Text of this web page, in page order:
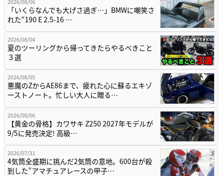
2026/08/06
「いくらなんでも大げさ過ぎ…」BMWに嘲笑さ
れた“190 E 2.5-16 …
2026/08/04
夏のツーリングから帰ってきたらやるべきこと
３選
2026/08/05
悪魔のZからAE86まで、疲れた心に蘇るエキゾ
ーストノート。忙しい大人に贈る…
2026/08/06
【黄金の骨格】カワサキ Z250 2027年モデルが
9/5に発売決定! 高級…
2026/07/31
4気筒全盛期に挑んだ2気筒の意地。600台が殺
到した”アマチュアレースの甲子…